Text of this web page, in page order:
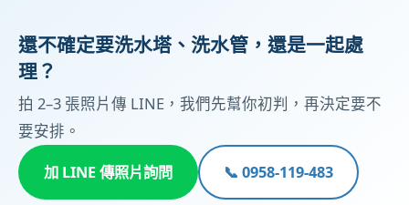
還不確定要洗水塔、洗水管，還是一起處
理？
拍 2–3 張照片傳 LINE，我們先幫你初判，再決定要不
要安排。
加 LINE 傳照片詢問 📞 0958-119-483